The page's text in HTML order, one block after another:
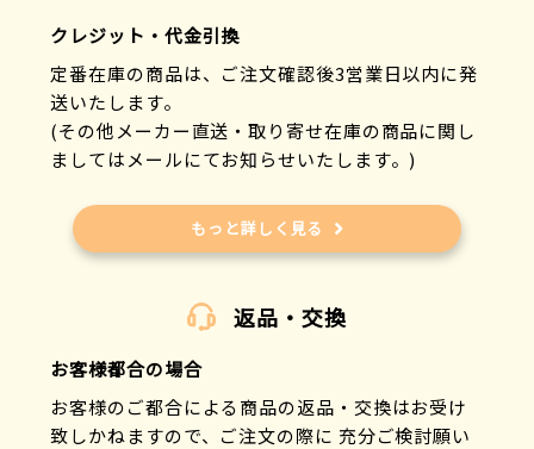
クレジット・代金引換
定番在庫の商品は、ご注文確認後3営業日以内に発
送いたします。
(その他メーカー直送・取り寄せ在庫の商品に関し
ましてはメールにてお知らせいたします。)
もっと詳しく見る
返品・交換
お客様都合の場合
お客様のご都合による商品の返品・交換はお受け
致しかねますので、ご注文の際に 充分ご検討願い